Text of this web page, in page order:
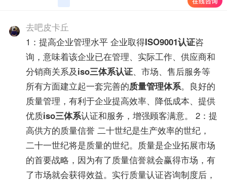
去吧皮卡丘
1：提高企业管理水平 企业取得ISO9001认证咨
询，意味着该企业已在管理、实际工作、供应商和
分销商关系及iso三体系认证、市场、售后服务等
所有方面建立起一套完善的质量管理体系。良好的
质量管理，有利于企业提高效率、降低成本、提供
优质iso三体系认证和服务，增强顾客满意。 2：提
高供方的质量信誉 二十世纪是生产效率的世纪，
二十一世纪将是质量的世纪。质量是企业拓展市场
的首要战略，因为有了质量信誉就会赢得市场，有
了市场就会获得效益。实行质量认证咨询制度后，